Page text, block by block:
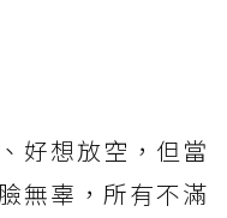
好想放空，但當
無辜，所有不滿